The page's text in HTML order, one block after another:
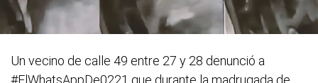
Un vecino de calle 49 entre 27 y 28 denunció a
#ElWhatsAppDe0221 que durante la madrugada de